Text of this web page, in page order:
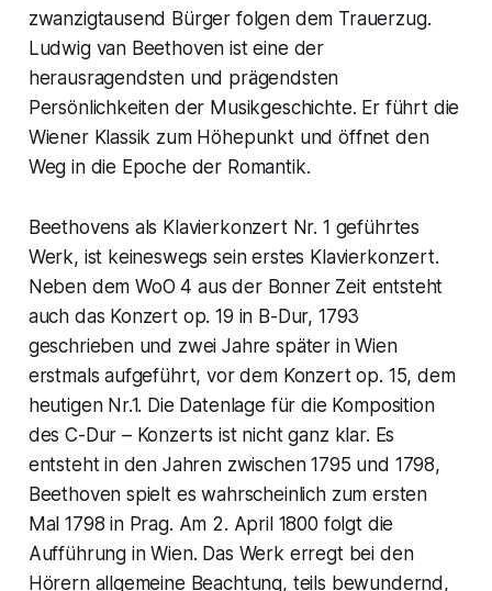
zwanzigtausend Bürger folgen dem Trauerzug.
Ludwig van Beethoven ist eine der
herausragendsten und prägendsten
Persönlichkeiten der Musikgeschichte. Er führt die
Wiener Klassik zum Höhepunkt und öffnet den
Weg in die Epoche der Romantik.
Beethovens als Klavierkonzert Nr. 1 geführtes
Werk, ist keineswegs sein erstes Klavierkonzert.
Neben dem WoO 4 aus der Bonner Zeit entsteht
auch das Konzert op. 19 in B-Dur, 1793
geschrieben und zwei Jahre später in Wien
erstmals aufgeführt, vor dem Konzert op. 15, dem
heutigen Nr.1. Die Datenlage für die Komposition
des C-Dur – Konzerts ist nicht ganz klar. Es
entsteht in den Jahren zwischen 1795 und 1798,
Beethoven spielt es wahrscheinlich zum ersten
Mal 1798 in Prag. Am 2. April 1800 folgt die
Aufführung in Wien. Das Werk erregt bei den
Hörern allgemeine Beachtung, teils bewundernd,